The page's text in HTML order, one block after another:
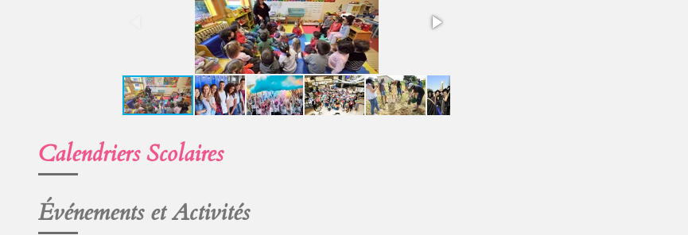
Calendriers Scolaires
Événements et Activités